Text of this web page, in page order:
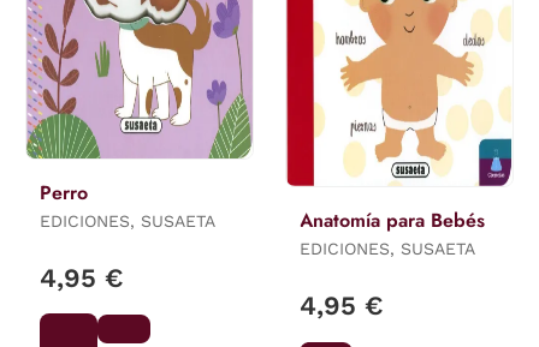
Perro
EDICIONES, SUSAETA
4,95 €
Anatomía para Bebés
EDICIONES, SUSAETA
4,95 €